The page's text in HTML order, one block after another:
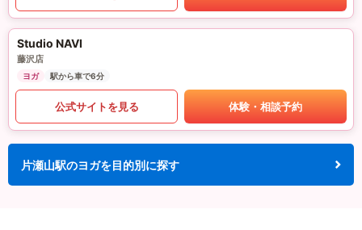
Studio NAVI
藤沢店
ヨガ 駅から車で6分
公式サイトを見る 体験・相談予約
片瀬山駅のヨガを目的別に探す